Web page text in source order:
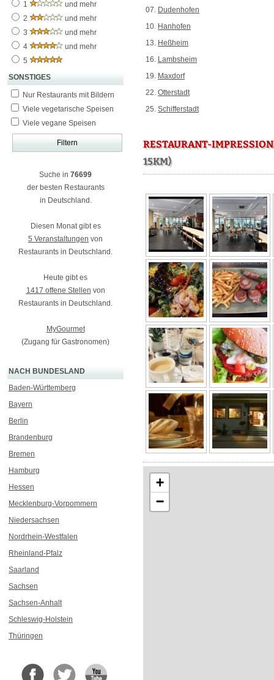
1
und mehr
2
und mehr
3
und mehr
4
und mehr
5
SONSTIGES
Nur Restaurants mit Bildern
Viele vegetarische Speisen
Viele vegane Speisen
Suche in 76699
der besten Restaurants
in Deutschland.
Diesen Monat gibt es
5 Veranstaltungen von
Restaurants in Deutschland.
Heute gibt es
1417 offene Stellen von
Restaurants in Deutschland.
MyGourmet
(Zugang für Gastronomen)
NACH BUNDESLAND
Baden-Württemberg
Bayern
Berlin
Brandenburg
Bremen
Hamburg
Hessen
Mecklenburg-Vorpommern
Niedersachsen
Nordrhein-Westfalen
Rheinland-Pfalz
Saarland
Sachsen
Sachsen-Anhalt
Schleswig-Holstein
Thüringen
07. Dudenhofen
10. Hanhofen
13. Heßheim
16. Lambsheim
19. Maxdorf
22. Otterstadt
25. Schifferstadt
RESTAURANT-
15KM)
+
−